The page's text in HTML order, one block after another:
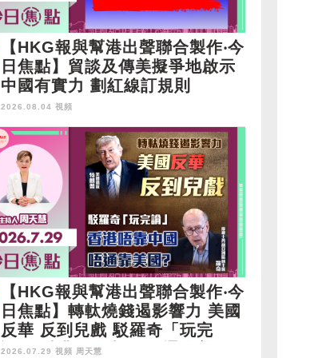
【HKG報與幫港出聲聯合製作‧今
日焦點】貿談及傳美擬爭地啟示
中國有實力 劃紅線訂規則
2026.08.04 視頻
【HKG報與幫港出聲聯合製作‧今
日焦點】轉軚燒錢遏影響力 美國
反華 反到兒戲 駁羅奇「玩完
論」 香港唔靠中國 唔通靠美
2026.07.29 視頻 周天慧